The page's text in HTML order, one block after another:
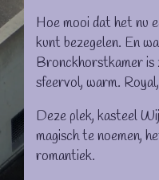
Hoe mooi dat het nu
kunt bezegelen. En
Bronckhorstkamer is
sfeervol, warm.
Deze plek, kasteel
magisch te noemen,
romantiek.